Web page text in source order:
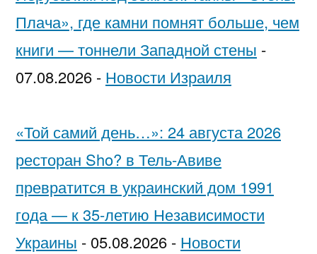
על
עצמן
to
Pick
Each
Other
Плача», где камни помнят больше, чем
книги — тоннели Западной стены -
07.08.2026 - Новости Израиля
«Той самий день…»: 24 августа 2026
ресторан Sho? в Тель-Авиве
превратится в украинский дом 1991
года — к 35-летию Независимости
Украины - 05.08.2026 - Новости